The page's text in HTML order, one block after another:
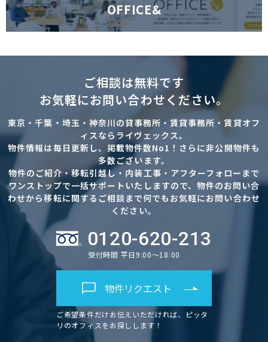
OFFICE&
ご相談は無料です
お気軽にお問い合わせください。
東京・千葉・埼玉・神奈川の貸事務所・賃貸事務所・賃貸オフ
ィスならライヴェックス。
物件情報は毎日更新し、掲載物件数No1！さらに非公開物件も
多数ございます。
物件のご紹介・移転引越し・内装工事・アフターフォローまで
ワンストップで一括サポートいたしますので、物件のお問い合
わせから移転に関するご相談まで何でもお気軽にお問い合わせ
ください。
0120-620-213
受付時間 平日9:00～18:00
物件リクエスト
ご希望条件だけお伝えいただければ、ピッタ
リのオフィスをお探しします！